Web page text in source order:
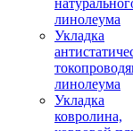
линолеума
Укладка
линолеума
Укладка
ковролина,